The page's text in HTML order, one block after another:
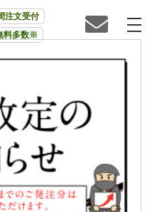
注文受付
料多数※